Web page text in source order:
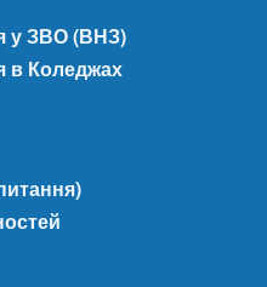
у ЗВО (ВНЗ)
в Коледжах